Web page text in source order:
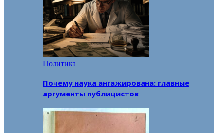
Политика
Почему наука ангажирована: главные
аргументы публицистов